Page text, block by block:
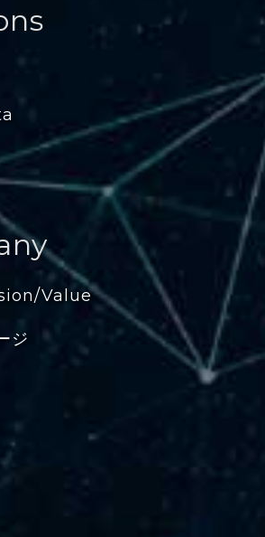
Value
ジ